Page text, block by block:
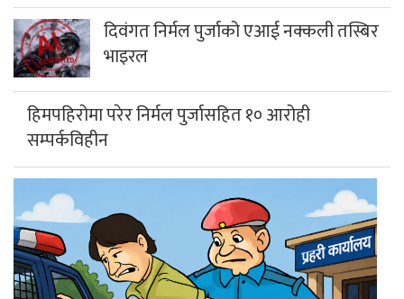
दिवंगत निर्मल पुर्जाको एआई नक्कली तस्बिर
भाइरल
हिमपहिरोमा परेर निर्मल पुर्जासहित १० आरोही
सम्पर्कविहीन